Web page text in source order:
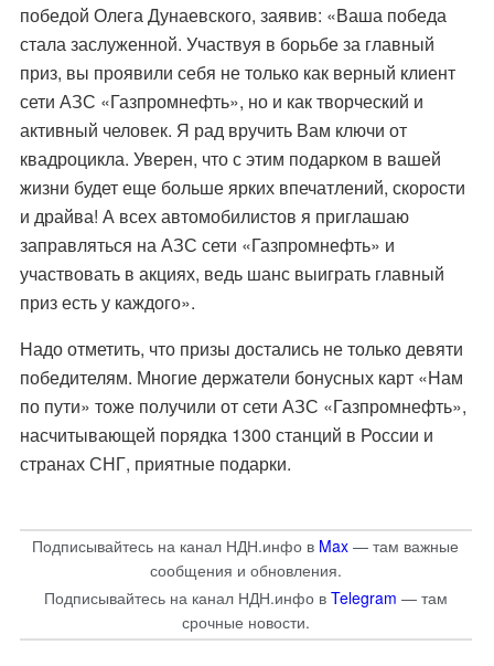
победой Олега Дунаевского, заявив: «Ваша победа
стала заслуженной. Участвуя в борьбе за главный
приз, вы проявили себя не только как верный клиент
сети АЗС «Газпромнефть», но и как творческий и
активный человек. Я рад вручить Вам ключи от
квадроцикла. Уверен, что с этим подарком в вашей
жизни будет еще больше ярких впечатлений, скорости
и драйва! А всех автомобилистов я приглашаю
заправляться на АЗС сети «Газпромнефть» и
участвовать в акциях, ведь шанс выиграть главный
приз есть у каждого».
Надо отметить, что призы достались не только девяти
победителям. Многие держатели бонусных карт «Нам
по пути» тоже получили от сети АЗС «Газпромнефть»,
насчитывающей порядка 1300 станций в России и
странах СНГ, приятные подарки.
Подписывайтесь на канал НДН.инфо в Max — там важные
сообщения и обновления.
Подписывайтесь на канал НДН.инфо в Telegram — там
срочные новости.